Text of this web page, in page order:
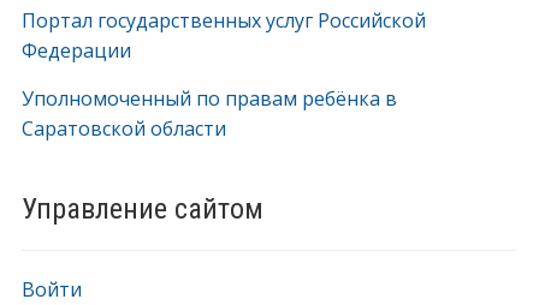
Портал государственных услуг Российской
Федерации
Уполномоченный по правам ребёнка в
Саратовской области
Управление сайтом
Войти